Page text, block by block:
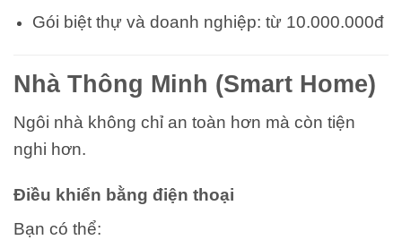
Gói biệt thự và doanh nghiệp: từ 10.000.000đ
Nhà Thông Minh (Smart Home)
Ngôi nhà không chỉ an toàn hơn mà còn tiện
nghi hơn.
Điều khiển bằng điện thoại
Bạn có thể: